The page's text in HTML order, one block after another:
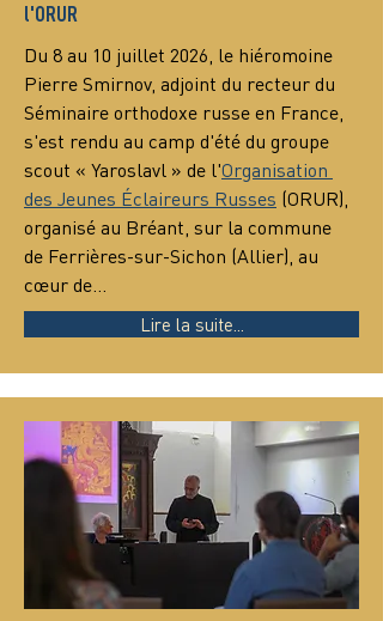
l'ORUR
Du 8 au 10 juillet 2026, le hiéromoine
Pierre Smirnov, adjoint du recteur du
Séminaire orthodoxe russe en France,
s'est rendu au camp d'été du groupe
scout « Yaroslavl » de l'Organisation
des Jeunes Éclaireurs Russes (ORUR),
organisé au Bréant, sur la commune
de Ferrières-sur-Sichon (Allier), au
cœur de…
Lire la suite...